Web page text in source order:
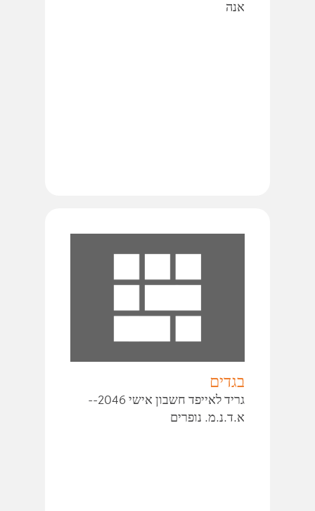
אנה
בגדים
גריד לאייפד חשבון אישי 2046--
א.ד.נ.מ. נופרים